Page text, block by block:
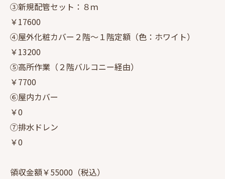
③新規配管セット：８ｍ
￥17600
④屋外化粧カバー２階～１階定額（色：ホワイト）
￥13200
⑤高所作業（２階バルコニー経由）
￥7700
⑥屋内カバー
￥0
⑦排水ドレン
￥0
領収金額￥55000（税込）